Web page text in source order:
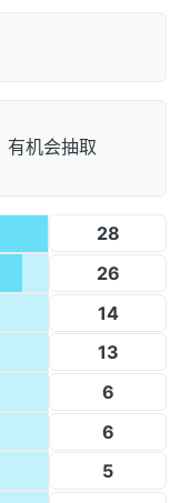
有机会抽取
28
26
14
13
6
6
5